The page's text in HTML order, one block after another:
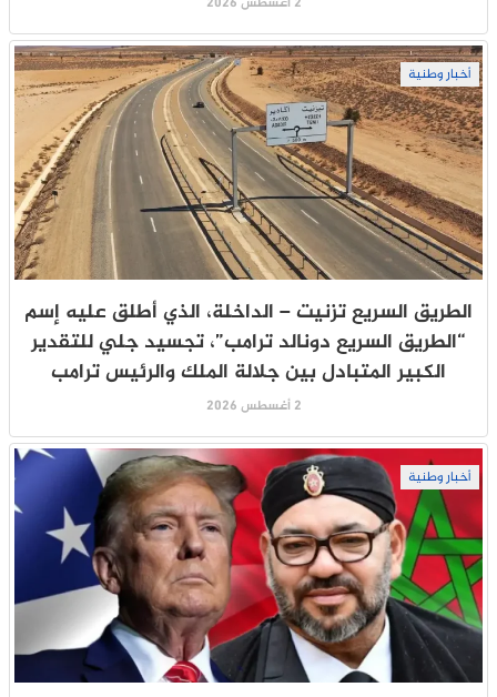
أخبار وطنية
الطريق السريع تزنيت – الداخلة، الذي أطلق عليه إسم
“الطريق السريع دونالد ترامب”، تجسيد جلي للتقدير
الكبير المتبادل بين جلالة الملك والرئيس ترامب
2 أغسطس 2026
أخبار وطنية